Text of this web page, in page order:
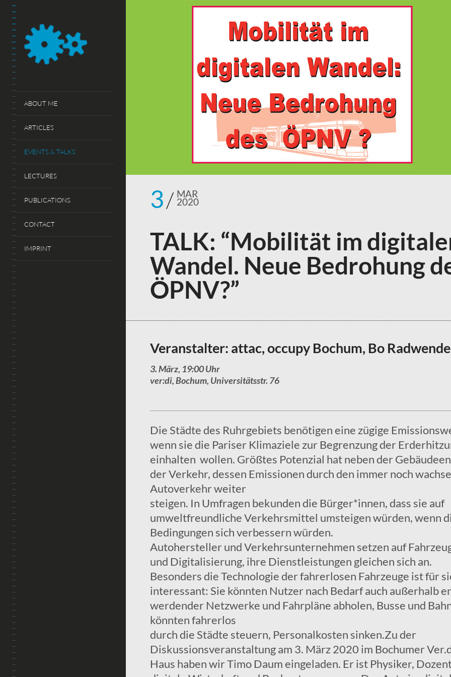
ABOUT ME
ARTICLES
EVENTS & TALKS
LECTURES
PUBLICATIONS
CONTACT
IMPRINT
3 MAR
2020
TALK: “Mobilität im
Wandel. Neue Bedrohung
ÖPNV?”
Veranstalter: attac, occupy Bochum, Bo Radwende
3. März, 19:00 Uhr
ver:di, Bochum, Universitätsstr. 76
Die Städte des Ruhrgebiets benötigen eine zügige
wenn sie die Pariser Klimaziele zur Begrenzung der
einhalten wollen. Größtes Potenzial hat neben der
der Verkehr, dessen Emissionen durch den immer noch
Autoverkehr weiter
steigen. In Umfragen bekunden die Bürger*innen, dass sie auf
umweltfreundliche Verkehrsmittel umsteigen würden, wenn
Bedingungen sich verbessern würden.
Autohersteller und Verkehrsunternehmen setzen auf
und Digitalisierung, ihre Dienstleistungen gleichen sich an.
Besonders die Technologie der fahrerlosen Fahrzeuge ist für
interessant: Sie könnten Nutzer nach Bedarf auch außerhalb
werdender Netzwerke und Fahrpläne abholen, Busse und
könnten fahrerlos
durch die Städte steuern, Personalkosten sinken.Zu der
Diskussionsveranstaltung am 3. März 2020 im Bochumer
Haus haben wir Timo Daum eingeladen. Er ist Physiker,